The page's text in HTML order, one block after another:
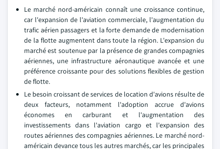
Le marché nord-américain connaît une croissance continue,
car l'expansion de l'aviation commerciale, l'augmentation du
trafic aérien passagers et la forte demande de modernisation
de la flotte augmentent dans toute la région. L'expansion du
marché est soutenue par la présence de grandes compagnies
aériennes, une infrastructure aéronautique avancée et une
préférence croissante pour des solutions flexibles de gestion
de flotte.
Le besoin croissant de services de location d'avions résulte de
deux facteurs, notamment l'adoption accrue d'avions
économes en carburant et l'augmentation des
investissements dans l'aviation cargo et l'expansion des
routes aériennes des compagnies aériennes. Le marché nord-
américain devance tous les autres marchés, car les principales